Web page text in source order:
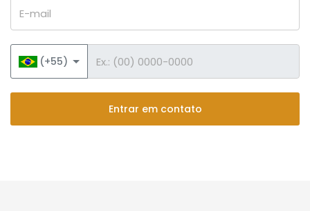
(+55)
Entrar em contato